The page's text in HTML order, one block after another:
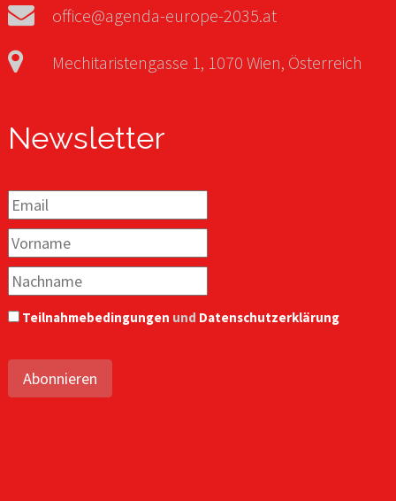
office@agenda-europe-2035.at
Mechitaristengasse 1, 1070 Wien, Österreich
Newsletter
Teilnahmebedingungen und Datenschutzerklärung
Abonnieren